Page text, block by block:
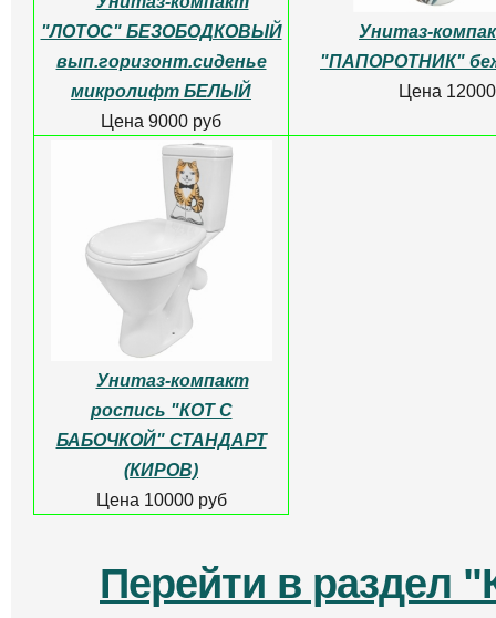
Бачок для унитаза
ПЛАСТИК. с
ПОЛОЧКОЙ,бок.подвод,в
компл.арматура КНОПКА
Цена 1200 руб
вып.горизонт.сиденье
"ПАПОРОТНИК"